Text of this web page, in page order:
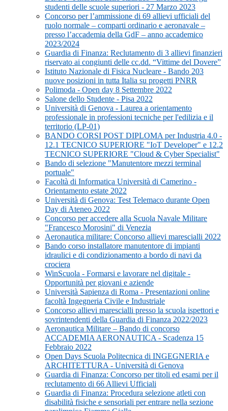
studenti delle scuole superiori - 27 Marzo 2023
Concorso per l’ammissione di 69 allievi ufficiali del
ruolo normale – comparti ordinario e aeronavale –
presso l’accademia della GdF – anno accademico
2023/2024
Guardia di Finanza: Reclutamento di 3 allievi finanzieri
riservato ai congiunti delle cc.dd. “Vittime del Dovere”
Istituto Nazionale di Fisica Nucleare - Bando 203
nuove posizioni in tutta Italia su progetti PNRR
Polimoda - Open day 8 Settembre 2022
Salone dello Studente - Pisa 2022
Università di Genova - Laurea a orientamento
professionale in professioni tecniche per l'edilizia e il
territorio (LP-01)
BANDO CORSI POST DIPLOMA per Industria 4.0 -
12.1 TECNICO SUPERIORE "IoT Developer" e 12.2
TECNICO SUPERIORE "Cloud & Cyber Specialist"
Bando di selezione "Manutentore mezzi terminal
portuale"
Facoltà di Informatica Università di Camerino -
Orientamento estate 2022
Università di Genova: Test Telemaco durante Open
Day di Ateneo 2022
Concorso per accedere alla Scuola Navale Militare
"Francesco Morosini" di Venezia
Aeronautica militare: Concorso allievi marescialli 2022
Bando corso installatore manutentore di impianti
idraulici e di condizionamento a bordo di navi da
crociera
WinScuola - Formarsi e lavorare nel digitale -
Opportunità per giovani e aziende
Università Sapienza di Roma - Presentazioni online
facoltà Ingegneria Civile e Industriale
Concorso allievi marescialli presso la scuola ispettori e
sovrintendenti della Guardia di Finanza 2022/2023
Aeronautica Militare – Bando di concorso
ACCADEMIA AERONAUTICA - Scadenza 15
Febbraio 2022
Open Days Scuola Politecnica di INGEGNERIA e
ARCHITETTURA - Università di Genova
Guardia di Finanza: Concorso per titoli ed esami per il
reclutamento di 66 Allievi Ufficiali
Guardia di Finanza: Procedura selezione atleti con
disabilità fisiche e sensoriali per entrare nella sezione